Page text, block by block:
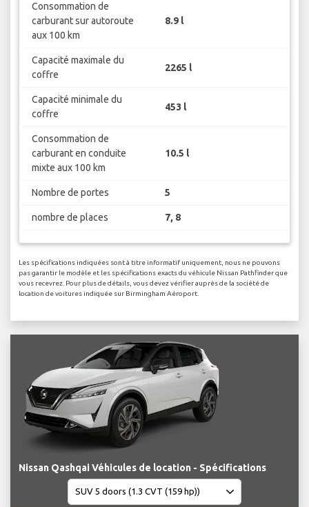
Consommation de
carburant sur autoroute
aux 100 km
8.9 l
Capacité maximale du
coffre
2265 l
Capacité minimale du
coffre
453 l
Consommation de
carburant en conduite
mixte aux 100 km
10.5 l
Nombre de portes 5
nombre de places 7, 8
Les spécifications indiquées sont à titre informatif uniquement, nous ne pouvons
pas garantir le modèle et les spécifications exacts du véhicule Nissan Pathfinder que
vous recevrez. Pour plus de détails, vous devez vérifier auprès de la société de
location de voitures indiquée sur Birmingham Aéroport.
Nissan Qashqai Véhicules de location - Spécifications